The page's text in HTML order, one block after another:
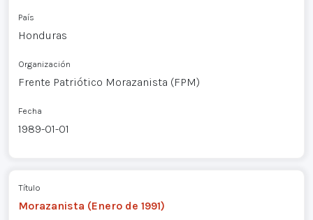
País
Honduras
Organización
Frente Patriótico Morazanista (FPM)
Fecha
1989-01-01
Título
Morazanista (Enero de 1991)